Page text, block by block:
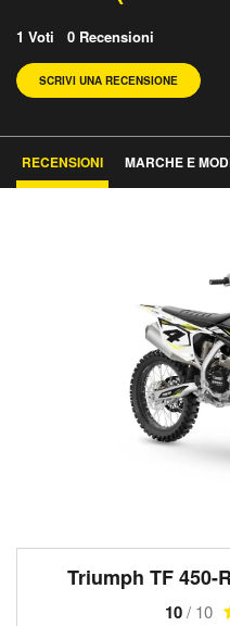
1 Voti 0 Recensioni
SCRIVI UNA RECENSIONE
RECENSIONI MARCHE E
Triumph TF 450-
10/ 10